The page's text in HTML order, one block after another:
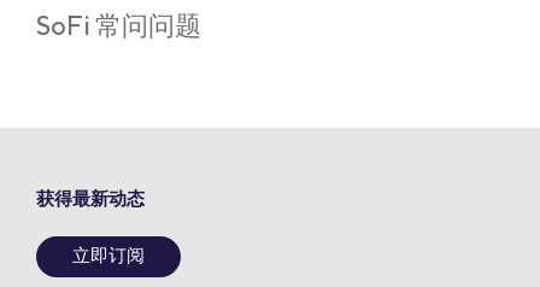
SoFi 常问问题
获得最新动态
立即订阅